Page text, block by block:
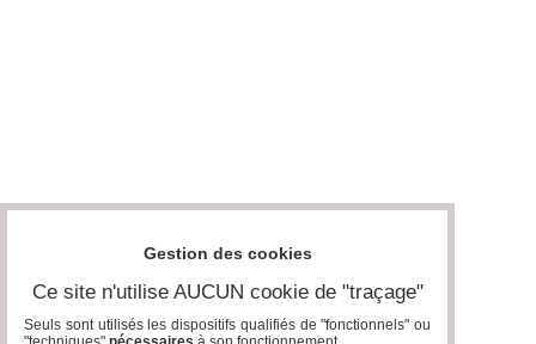
Gestion des cookies
Ce site n'utilise AUCUN cookie de "traçage"
Seuls sont utilisés les dispositifs qualifiés de "fonctionnels" ou